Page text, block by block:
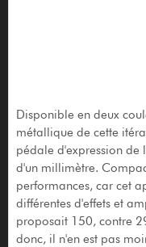
Disponible en deux
métallique de cette
pédale d'expression de
d'un millimètre.
performances, car cet
différentes d'effets et
proposait 150, contre
donc, il n'en est pas